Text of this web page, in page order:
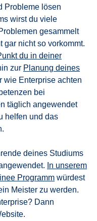
Probleme lösen
wirst du viele
gesammelt
gar nicht so vorkommt.
du in deiner
zur Planung deines
wie Enterprise achten
bei
täglich angewendet
helfen und das
deines Studiums
In unserem
Programm würdest
Meister zu werden.
Dann